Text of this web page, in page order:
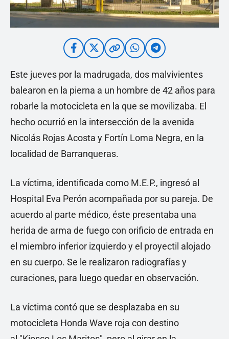
Este jueves por la madrugada, dos malvivientes
balearon en la pierna a un hombre de 42 años para
robarle la motocicleta en la que se movilizaba. El
hecho ocurrió en la intersección de la avenida
Nicolás Rojas Acosta y Fortín Loma Negra, en la
localidad de Barranqueras.
La víctima, identificada como M.E.P., ingresó al
Hospital Eva Perón acompañada por su pareja. De
acuerdo al parte médico, éste presentaba una
herida de arma de fuego con orificio de entrada en
el miembro inferior izquierdo y el proyectil alojado
en su cuerpo. Se le realizaron radiografías y
curaciones, para luego quedar en observación.
La víctima contó que se desplazaba en su
motocicleta Honda Wave roja con destino